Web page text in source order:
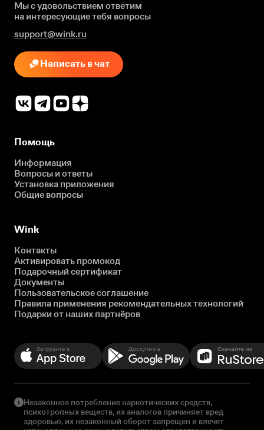
Мы с удовольствием ответим
на интересующиетебя вопросы
support@wink.ru
Написать в чат
Помощь
Информация
Вопросы и ответы
Установка приложения
Общие вопросы
Wink
Контакты
Активировать промокод
Подарочный сертификат
Документы
Пользовательское соглашение
Правила применения рекомендательных технологий
Подарки от наших партнёров
Незаконное потребление наркотических средств,
психотропных веществ, их аналогов причиняет вред
здоровью, их незаконный оборот запрещен и влечет